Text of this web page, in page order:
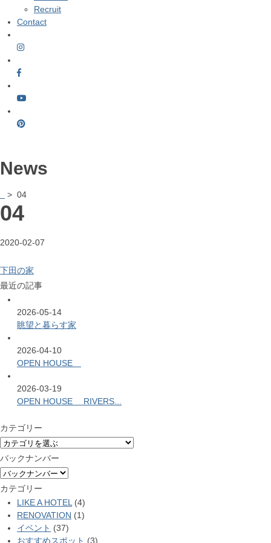
Recruit
Contact
News
> 04
04
2020-02-07
下田の家
最近の記事
2026-05-14
眺望と暮らす家
2026-04-10
OPEN HOUSE
2026-03-19
OPEN HOUSE RIVERS...
カテゴリー
バックナンバー
カテゴリー
LIKE A HOTEL (4)
RENOVATION (1)
イベント (37)
おすすめスポット (3)